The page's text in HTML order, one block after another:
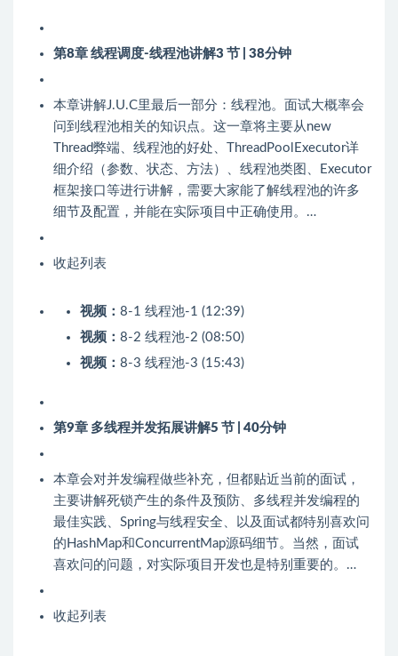
第8章 线程调度-线程池讲解3 节 | 38分钟
本章讲解J.U.C里最后一部分：线程池。面试大概率会
问到线程池相关的知识点。这一章将主要从new
Thread弊端、线程池的好处、ThreadPoolExecutor详
细介绍（参数、状态、方法）、线程池类图、Executor
框架接口等进行讲解，需要大家能了解线程池的许多
细节及配置，并能在实际项目中正确使用。…
收起列表
视频： 8-1 线程池-1 (12:39)
视频： 8-2 线程池-2 (08:50)
视频： 8-3 线程池-3 (15:43)
第9章 多线程并发拓展讲解5 节 | 40分钟
本章会对并发编程做些补充，但都贴近当前的面试，
主要讲解死锁产生的条件及预防、多线程并发编程的
最佳实践、Spring与线程安全、以及面试都特别喜欢问
的HashMap和ConcurrentMap源码细节。当然，面试
喜欢问的问题，对实际项目开发也是特别重要的。…
收起列表